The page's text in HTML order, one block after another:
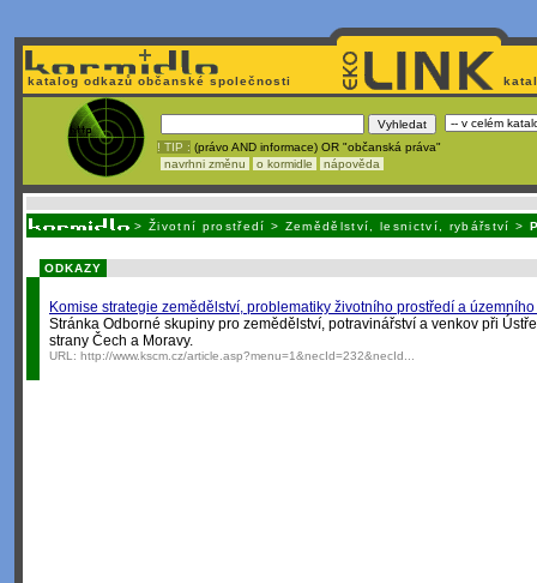
katalog odkazů občanské společnosti
! TIP : (právo AND informace) OR "občanská práva"
navrhni změnu
o kormidle nápověda
> Životní prostředí > Zemědělství, lesnictví, rybářství >
ODKAZY
Komise strategie zemědělství, problematiky životního prostředí a
Stránka Odborné skupiny pro zemědělství, potravinářství a venkov při
strany Čech a Moravy.
URL: http://www.kscm.cz/article.asp?menu=1&necId=232&necId...